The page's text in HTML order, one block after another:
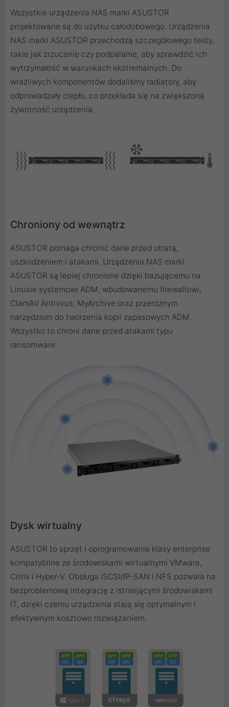
Wszystkie urządzenia NAS marki ASUSTOR
projektowane są do użytku całodobowego. Urządzenia
NAS marki ASUSTOR przechodzą szczegółowego testy,
takie jak zrzucanie czy podpalanie, aby sprawdzić ich
wytrzymałość w warunkach ekstremalnych. Do
wrażliwych komponentów dodaliśmy radiatory, aby
odprowadzały ciepło, co przekłada się na zwiększoną
żywotność urządzenia.
Chroniony od wewnątrz
ASUSTOR pomaga chronić dane przed utratą,
uszkodzeniem i atakami. Urządzenia NAS marki
ASUSTOR są lepiej chronione dzięki bazującemu na
Linuxie systemowi ADM, wbudowanemu firewallowi,
ClamAV Antivirus, MyArchive oraz przeróżnym
narzędziom do tworzenia kopii zapasowych ADM.
Wszystko to chroni dane przed atakami typu
ransomware.
Dysk wirtualny
ASUSTOR to sprzęt i oprogramowanie klasy enterprise
kompatybilne ze środowiskami wirtualnymi VMware,
Citrix i Hyper-V. Obsługa iSCSI/IP-SAN i NFS pozwala na
bezproblemową integrację z istniejącymi środowiskami
IT, dzięki czemu urządzenia stają się optymalnym i
efektywnym kosztowo rozwiązaniem.